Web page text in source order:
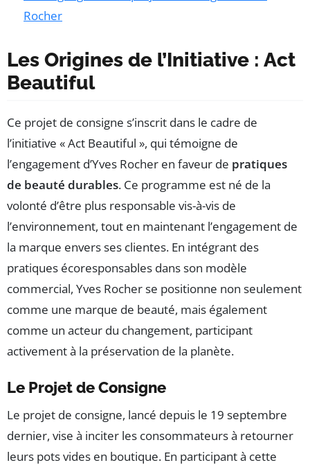
Rocher
Les Origines de l’Initiative : Act
Beautiful
Ce projet de consigne s’inscrit dans le cadre de
l’initiative « Act Beautiful », qui témoigne de
l’engagement d’Yves Rocher en faveur de pratiques
de beauté durables. Ce programme est né de la
volonté d’être plus responsable vis-à-vis de
l’environnement, tout en maintenant l’engagement de
la marque envers ses clientes. En intégrant des
pratiques écoresponsables dans son modèle
commercial, Yves Rocher se positionne non seulement
comme une marque de beauté, mais également
comme un acteur du changement, participant
activement à la préservation de la planète.
Le Projet de Consigne
Le projet de consigne, lancé depuis le 19 septembre
dernier, vise à inciter les consommateurs à retourner
leurs pots vides en boutique. En participant à cette